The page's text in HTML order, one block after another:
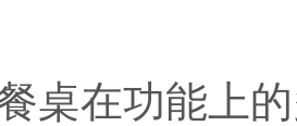
在功能上的